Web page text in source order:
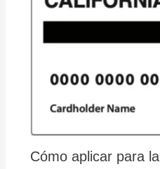
Cómo aplicar para